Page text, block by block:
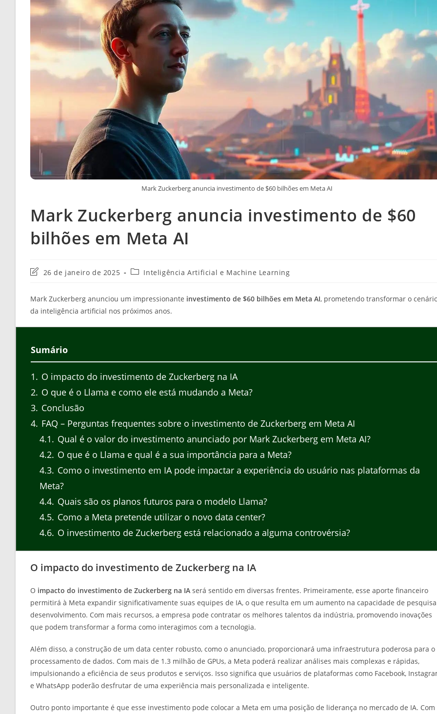
Mark Zuckerberg anuncia investimento de $60 bilhões em Meta AI
Mark Zuckerberg anuncia investimento de $60
bilhões em Meta AI
Última
post:
26 de janeiro de 2025
Categoria
Inteligência Artificial e Machine Learning
Mark Zuckerberg anunciou um impressionante investimento de $60 bilhões em Meta AI, prometendo transformar o
da inteligência artificial nos próximos anos.
Sumário
1
O impacto do investimento de Zuckerberg na IA
2 O que é o Llama e como ele está mudando a Meta?
3 Conclusão
4 FAQ – Perguntas frequentes sobre o investimento de Zuckerberg em Meta AI
4.1
Qual é o valor do investimento anunciado por Mark Zuckerberg em Meta AI?
4.2 O que é o Llama e qual é a sua importância para a Meta?
4.3 Como o investimento em IA pode impactar a experiência do usuário nas plataformas da
Meta?
4.4 Quais são os planos futuros para o modelo Llama?
4.5 Como a Meta pretende utilizar o novo data center?
4.6 O investimento de Zuckerberg está relacionado a alguma controvérsia?
O impacto do investimento de Zuckerberg na IA
O impacto do investimento de Zuckerberg na IA será sentido em diversas frentes. Primeiramente, esse aporte financeiro
permitirá à Meta expandir significativamente suas equipes de IA, o que resulta em um aumento na capacidade de
desenvolvimento. Com mais recursos, a empresa pode contratar os melhores talentos da indústria, promovendo inovações
que podem transformar a forma como interagimos com a tecnologia.
Além disso, a construção de um data center robusto, como o anunciado, proporcionará uma infraestrutura poderosa para o
processamento de dados. Com mais de 1.3 milhão de GPUs, a Meta poderá realizar análises mais complexas e rápidas,
impulsionando a eficiência de seus produtos e serviços. Isso significa que usuários de plataformas como Facebook,
e WhatsApp poderão desfrutar de uma experiência mais personalizada e inteligente.
Outro ponto importante é que esse investimento pode colocar a Meta em uma posição de liderança no mercado de IA. Com